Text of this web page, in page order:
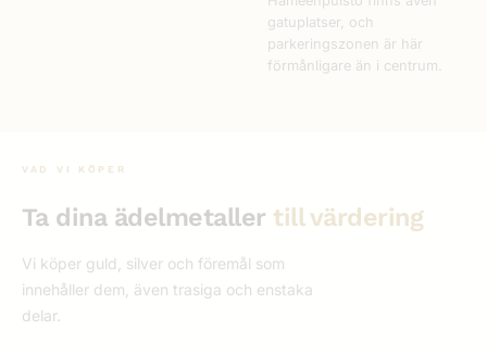
gatuplatser, och
parkeringszonen är här
förmånligare än i centrum.
VAD VI KÖPER
Ta dina ädelmetaller till värdering
Vi köper guld, silver och föremål som
innehåller dem, även trasiga och enstaka
delar.